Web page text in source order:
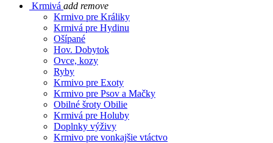
Krmivá add remove
Krmivo pre Králiky
Krmivá pre Hydinu
Ošípané
Hov. Dobytok
Ovce, kozy
Ryby
Krmivo pre Exoty
Krmivo pre Psov a Mačky
Obilné šroty Obilie
Krmivá pre Holuby
Doplnky výživy
Krmivo pre vonkajšie vtáctvo